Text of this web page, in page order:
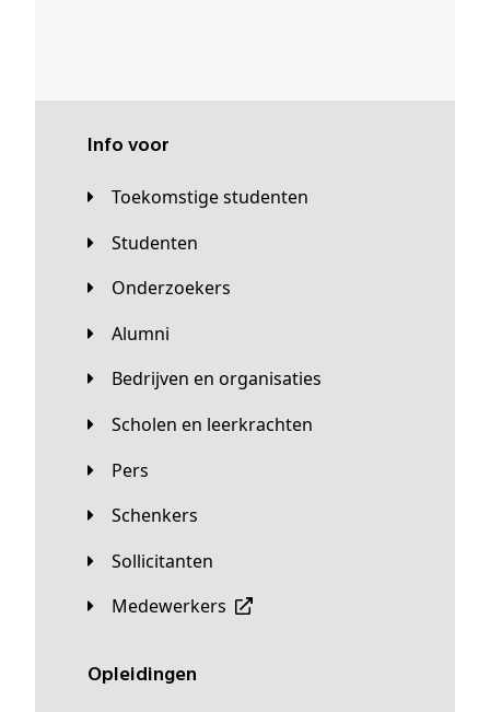
Info voor
Toekomstige studenten
Studenten
Onderzoekers
Alumni
Bedrijven en organisaties
Scholen en leerkrachten
Pers
Schenkers
Sollicitanten
Medewerkers
Opleidingen